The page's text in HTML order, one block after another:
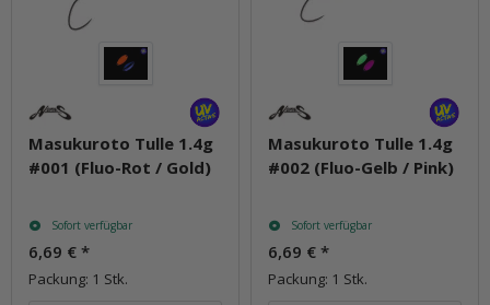
Masukuroto Tulle 1.4g
#001 (Fluo-Rot / Gold)
Sofort verfügbar
6,69 € *
Packung: 1 Stk.
Masukuroto Tulle 1.4g
#002 (Fluo-Gelb / Pink)
Sofort verfügbar
6,69 € *
Packung: 1 Stk.